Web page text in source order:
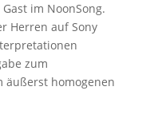
im NoonSong.
Herren auf Sony
zum
äußerst homogenen